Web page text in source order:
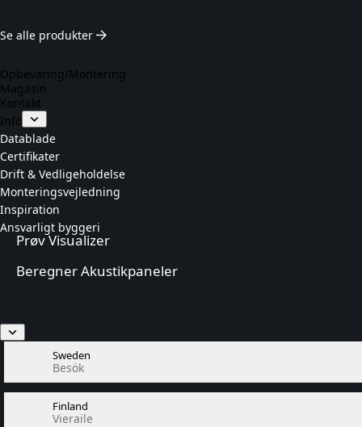
Se alle produkter
Opbevaring/Montering
Magasin
Kontakt
Info
Datablade
Certifikater
Drift & Vedligeholdelse
Monteringsvejledning
Inspiration
Ansvarligt byggeri
Prøv Visualizer
Beregner Akustikpaneler
Sweden
Besök
Finland
Vieraile